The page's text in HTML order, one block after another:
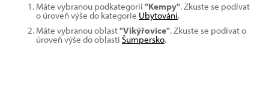
Máte vybranou podkategorii "Kempy". Zkuste se podívat
o úroveň výše do kategorie Ubytování.
Máte vybranou oblast"Vikýřovice". Zkuste se podívat o
úroveň výše do oblasti Šumpersko.